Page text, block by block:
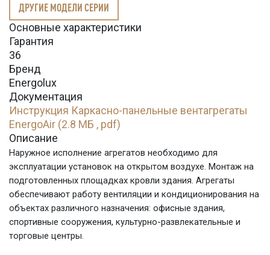
ДРУГИЕ МОДЕЛИ СЕРИИ
Основные характеристики
Гарантия
36
Бренд
Energolux
Документация
Инструкция Каркасно-панельные вентагрегаты
EnergoAir (2.8 МБ , pdf)
Описание
Наружное исполнение агрегатов необходимо для
эксплуатации установок на открытом воздухе. Монтаж на
подготовленных площадках кровли здания. Агрегаты
обеспечивают работу вентиляции и кондиционирования на
объектах различного назначения: офисные здания,
спортивные сооружения, культурно-развлекательные и
торговые центры.